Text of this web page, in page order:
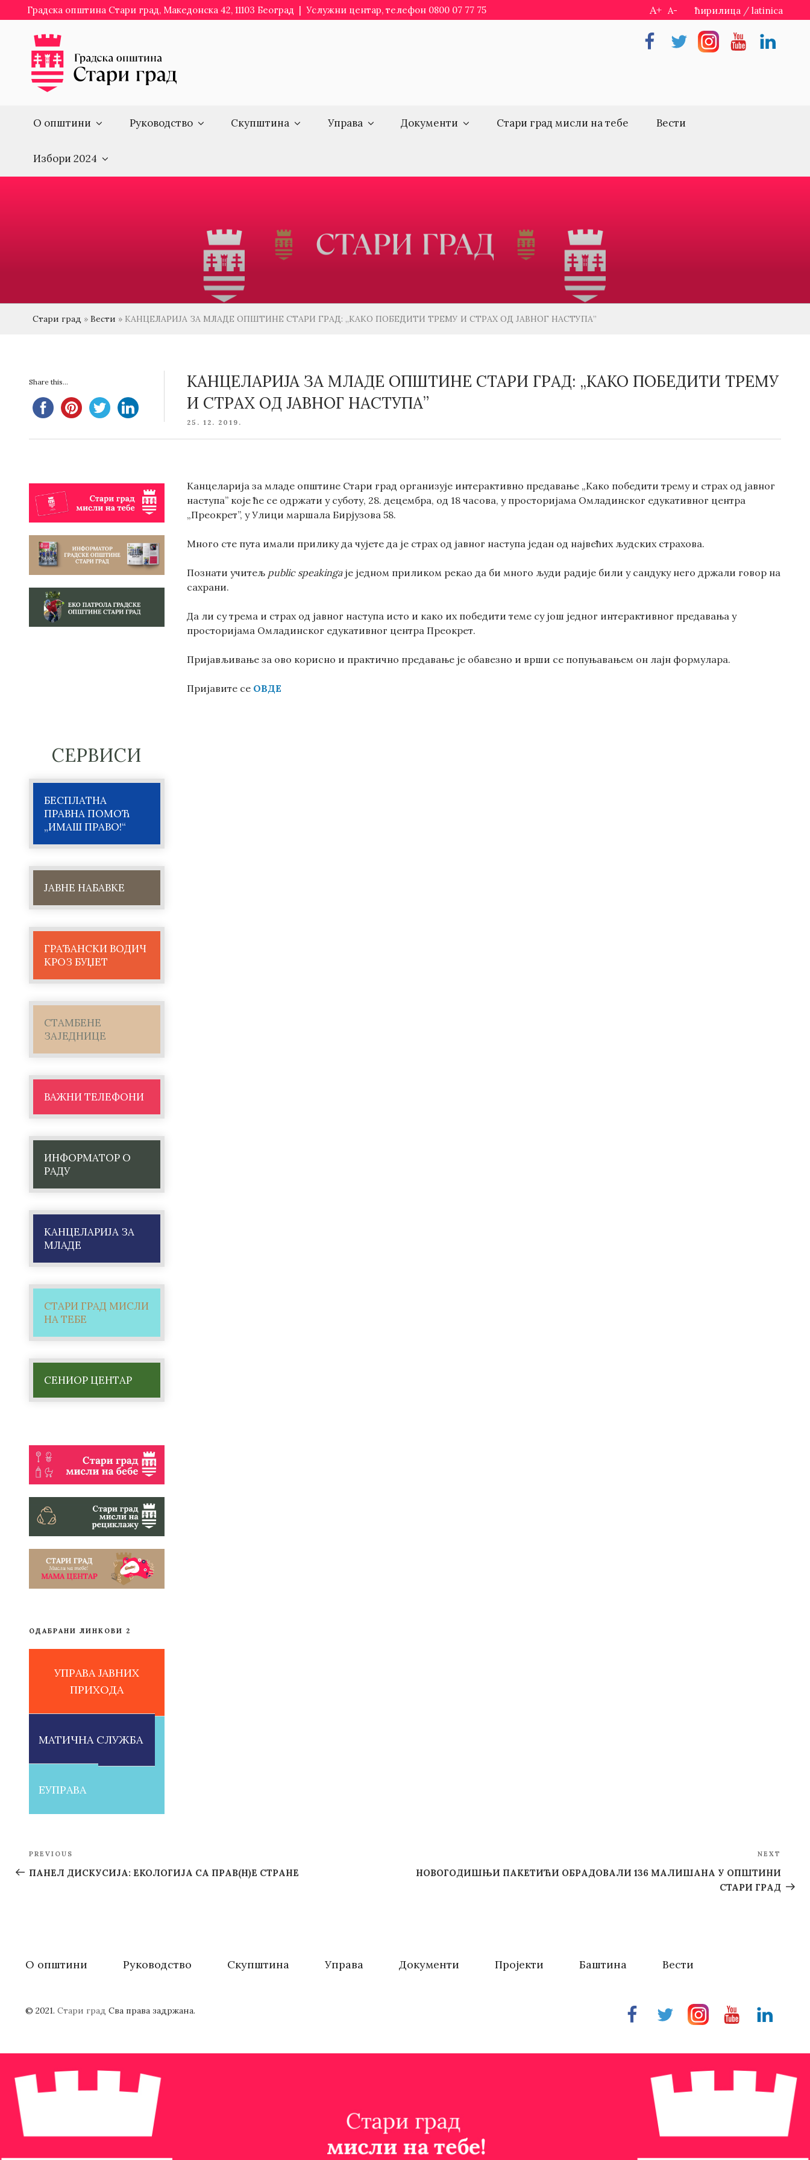
to
content
Градска општина Стари град, Македонска 42, 11103 Београд | Услужни центар, телефон 0800 07 77 75 A+ A- ћирилица / latinica
FacebookTwitterInstragramYoutubeLinkedin
О општини Руководство Скупштина Управа Документи Стари град мисли на тебе Вести
Избори 2024
Стари град » Вести » КАНЦЕЛАРИЈА ЗА МЛАДЕ ОПШТИНЕ СТАРИ ГРАД: „КАКО ПОБЕДИТИ ТРЕМУ И СТРАХ ОД ЈАВНОГ НАСТУПА”
Share this...
КАНЦЕЛАРИЈА ЗА МЛАДЕ ОПШТИНЕ СТАРИ ГРАД: „КАКО ПОБЕДИТИ ТРЕМУ
И СТРАХ ОД ЈАВНОГ НАСТУПА”
POSTED
25. 12. 2019.
СЕРВИСИ
БЕСПЛАТНА
ПРАВНА ПОМОЋ
„ИМАШ ПРАВО!“
ЈАВНЕ НАБАВКЕ
ГРАЂАНСКИ ВОДИЧ
КРОЗ БУЏЕТ
СТАМБЕНЕ
ЗАЈЕДНИЦЕ
ВАЖНИ ТЕЛЕФОНИ
ИНФОРМАТОР О
РАДУ
КАНЦЕЛАРИЈА ЗА
МЛАДЕ
СТАРИ ГРАД МИСЛИ
НА ТЕБЕ
СЕНИОР ЦЕНТАР
ОДАБРАНИ ЛИНКОВИ 2
УПРАВА ЈАВНИХ
ПРИХОДА
МАТИЧНА СЛУЖБА
ЕУПРАВА
Канцеларија за младе општине Стари град организује интерактивно предавање „Како победити трему и страх од јавног
наступа” које ће се одржати у суботу, 28. децембра, од 18 часова, у просторијама Омладинског едукативног центра
„Преокрет”, у Улици маршала Бирјузова 58.
Много сте пута имали прилику да чујете да је страх од јавног наступа један од највећих људских страхова.
Познати учитељ public speakingaје једном приликом рекао да би много људи радије били у сандуку него држали говор на
сахрани.
Да ли су трема и страх од јавног наступа исто и како их победити теме су још једног интерактивног предавања у
просторијама Омладинског едукативног центра Преокрет.
Пријављивање за ово корисно и практично предавање је обавезно и врши се попуњавањем он лајн формулара.
Пријавите се ОВДЕ
Post
navigation
Previous
Post
PREVIOUS
ПАНЕЛ ДИСКУСИЈА: ЕКОЛОГИЈА СА ПРАВ(Н)Е СТРАНЕ
NEXT
НОВОГОДИШЊИ ПАКЕТИЋИ ОБРАДОВАЛИ 136 МАЛИШАНА У ОПШТИНИ
СТАРИ ГРАД
О општини Руководство Скупштина Управа Документи Пројекти Баштина Вести
FacebookTwitterInstragramYoutubeLinkedin
© 2021. Стари град Сва права задржана.